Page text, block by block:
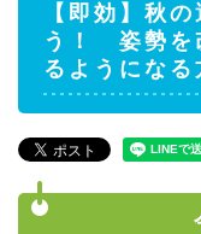
【即効】秋
う！ 姿勢を
るようになる